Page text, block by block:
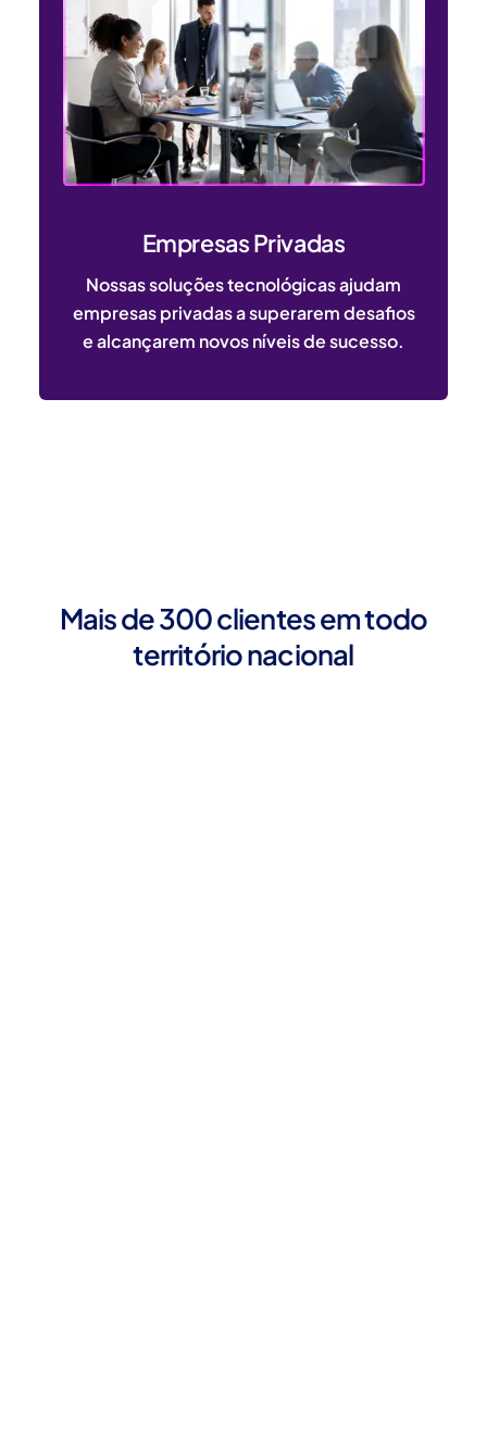
Empresas Privadas
Nossas soluções tecnológicas ajudam
empresas privadas a superarem desafios
e alcançarem novos níveis de sucesso.
Mais de 300 clientes em todo
território nacional